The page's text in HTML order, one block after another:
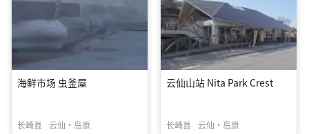
海鲜市场 虫釜屋
长崎县 云仙・岛原
云仙山站 Nita Park Crest
长崎县 云仙・岛原